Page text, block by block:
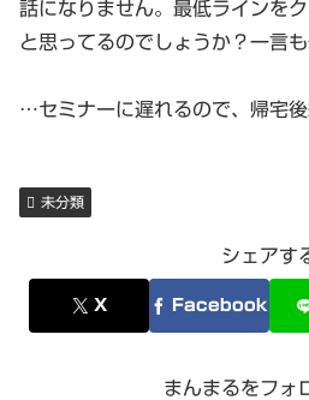
話になりません。最低ラインを
と思ってるのでしょうか？一言
…セミナーに遅れるので、帰宅後
未分類
シェアす
X Facebook
まんまるをフォ